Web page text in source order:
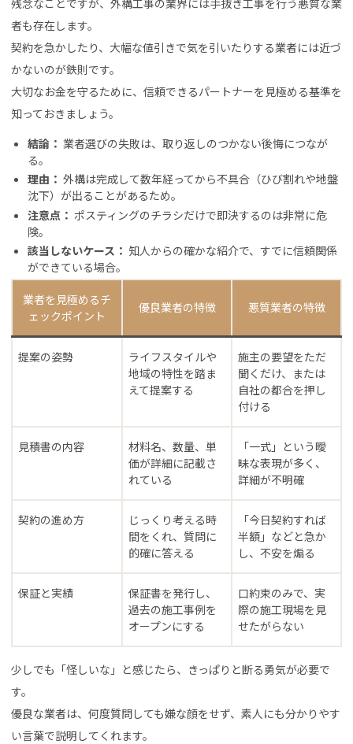
者も存在します。
契約を急かしたり、大幅な値引きで気を引いたりする業者には近づ
かないのが鉄則です。
大切なお金を守るために、信頼できるパートナーを見極める基準を
知っておきましょう。
結論： 業者選びの失敗は、取り返しのつかない後悔につなが
る。
理由： 外構は完成して数年経ってから不具合（ひび割れや地盤
沈下）が出ることがあるため。
注意点： ポスティングのチラシだけで即決するのは非常に危
険。
該当しないケース： 知人からの確かな紹介で、すでに信頼関係
ができている場合。
業者を見極めるチ
ェックポイント
優良業者の特徴 悪質業者の特徴
提案の姿勢
ライフスタイルや
地域の特性を踏ま
えて提案する
施主の要望をただ
聞くだけ、または
自社の都合を押し
付ける
見積書の内容
材料名、数量、単
価が詳細に記載さ
れている
「一式」という曖
昧な表現が多く、
詳細が不明確
契約の進め方
じっくり考える時
間をくれ、質問に
的確に答える
「今日契約すれば
半額」などと急か
し、不安を煽る
保証と実績
保証書を発行し、
過去の施工事例を
オープンにする
口約束のみで、実
際の施工現場を見
せたがらない
少しでも「怪しいな」と感じたら、きっぱりと断る勇気が必要で
す。
優良な業者は、何度質問しても嫌な顔をせず、素人にも分かりやす
い言葉で説明してくれます。